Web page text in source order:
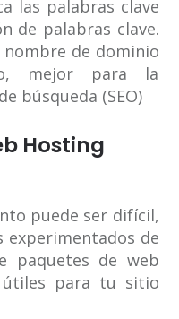
las palabras clave
de palabras clave.
de dominio
mejor para la
búsqueda (SEO)
Hosting
puede ser difícil,
experimentados de
paquetes de web
útiles para tu sitio